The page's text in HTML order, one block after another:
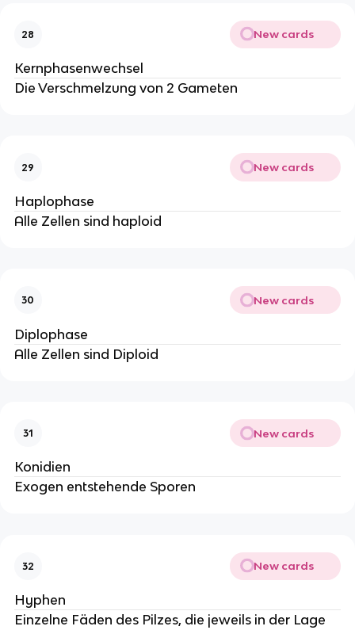
28 New cards
Kernphasenwechsel
Die Verschmelzung von 2 Gameten
29 New cards
Haplophase
Alle Zellen sind haploid
30 New cards
Diplophase
Alle Zellen sind Diploid
31 New cards
Konidien
Exogen entstehende Sporen
32 New cards
Hyphen
Einzelne Fäden des Pilzes, die jeweils in der Lage